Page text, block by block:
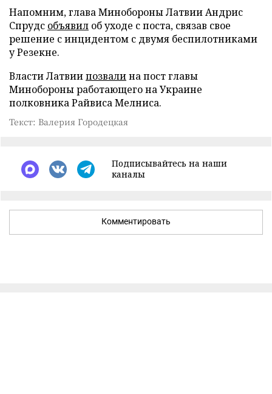
Напомним, глава Минобороны Латвии Андрис
Спрудс объявил об уходе с поста, связав свое
решение с инцидентом с двумя беспилотниками
у Резекне.
Власти Латвиипозвалина пост главы
Минобороны работающего на Украине
полковника Райвиса Мелниса.
Текст: Валерия Городецкая
Подписывайтесь на наши
каналы
Комментировать